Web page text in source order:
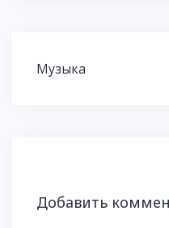
Навигация
Музыка
Добавить